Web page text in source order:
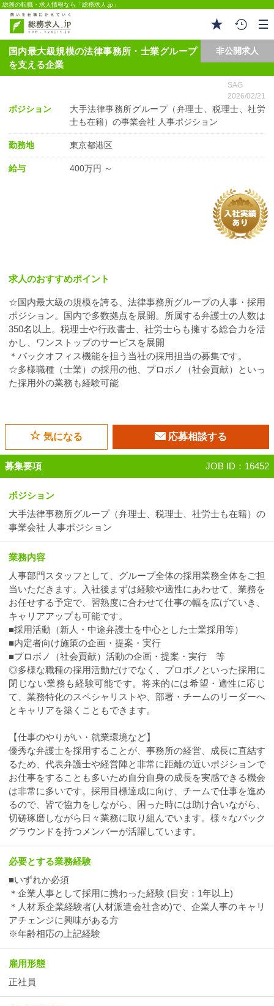
総務の転職・求人情報なら「総務求人.jp」
国内最大級規模の法律事務所・士業グループ
を支える企業
非公開求人
SAG
2026/02/21
ポジション
大手法律事務所グループ（弁理士、税理士、社労
士も在籍）の事業会社 人事ポジション
勤務地 東京都港区
給与 400万円 ～
求人のおすすめポイント
☆国内最大級の規模を誇る、法律事務所グループの人事・採用
ポジション。国内で多数拠点を展開。所属する弁護士の人数は
350名以上。税理士や行政書士、社労士らも擁する総合力を活
かし、ワンストップのサービスを展開
＊バックオフィス機能を担う当社の採用担当の募集です。
☆多様職種（士業）の採用の他、プロボノ（社会貢献）といっ
た採用外の業務も経験可能
気になる 応募相談する
募集要項 JOB ID：16452
ポジション
大手法律事務所グループ（弁理士、税理士、社労士も在籍）の
事業会社 人事ポジション
業務内容
人事部門スタッフとして、グループ全体の採用業務全体をご担
当いただきます。入社後まずは経験や適性にあわせて、業務を
お任せする予定で、習熟度に合わせて仕事の幅を広げていき、
キャリアアップも可能です。
■採用活動（新人・中途弁護士を中心とした士業採用等）
■内定者向け施策の企画・提案・実行
■プロボノ（社会貢献）活動の企画・提案・実行 等
◎多様な職種の採用活動だけでなく、プロボノといった採用に
閉じない業務も経験可能です。将来的には希望・適性に応じ
て、業務特化のスペシャリストや、部署・チームのリーダーへ
とキャリアを築くこともできます。
【仕事のやりがい・就業環境など】
優秀な弁護士を採用することが、事務所の経営、成長に直結す
るため、代表弁護士や経営陣と非常に距離の近いポジションで
お仕事をすることも多いため自分自身の成長を実感できる機会
は非常に多いです。採用目標達成に向け、チームで仕事を進め
るので、皆で協力をしながら、困った時には助け合いながら、
切磋琢磨しながら日々業務に取り組んでいます。様々なバック
グラウンドを持つメンバーが活躍しています。
必要とする業務経験
■いずれか必須
＊企業人事として採用に携わった経験 (目安：1年以上)
＊人材系企業経験者(人材派遣会社含め)で、企業人事のキャリ
アチェンジに興味がある方
※年齢相応の上記経験
雇用形態
正社員